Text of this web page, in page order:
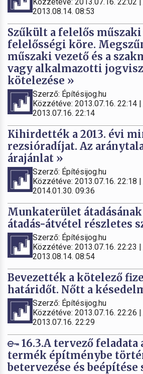
2013.08.14. 08:53
Szűkült a felelős
felelősségi köre.
műszaki vezető és a
vagy alkalmazotti
kötelezése »
Szerző: Építésijog.hu
Közzétéve: 2013.07.16. 22:14
2013.07.16. 22:14
Kihirdették a 2013. évi
rezsióradíjat. Az
árajánlat »
Szerző: Építésijog.hu
Közzétéve: 2013.07.16. 22:18
2014.01.30. 09:36
Munkaterület
átadás-átvétel részletes
Szerző: Építésijog.hu
Közzétéve: 2013.07.16. 22:23
2013.08.14. 08:54
Bevezették a kötelező
határidőt. Nőtt a
Szerző: Építésijog.hu
Közzétéve: 2013.07.16. 22:26
2013.07.16. 22:29
16.3.A tervező feladata
termék építménybe
betervezése és beépítése